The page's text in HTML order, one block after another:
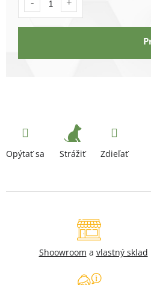
Opýtať sa Strážiť Zdieľať
Shoowroom a vlastný sklad